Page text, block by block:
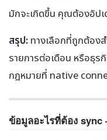
มักจะเกิดขึ้น คุณต้องอัป
สรุป: ทางเลือกที่ถูกต้อง
รายการต่อเดือน หรือธุ
กฎหมายที่ native
ข้อมูลอะไรที่ต้อง